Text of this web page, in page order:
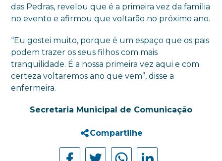
das Pedras, revelou que é a primeira vez da família
no evento e afirmou que voltarão no próximo ano.
“Eu gostei muito, porque é um espaço que os pais
podem trazer os seus filhos com mais
tranquilidade. É a nossa primeira vez aqui e com
certeza voltaremos ano que vem”, disse a
enfermeira.
Secretaria Municipal de Comunicação
Compartilhe